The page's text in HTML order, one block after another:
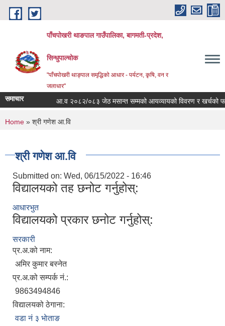
Skip to main content
पाँचपोखरी थाङपाल गाउँपालिका, बागमती-प्रदेश,
सिन्धुपाल्चोक
"पाँचपोखरी थाङ्पाल समृद्धिको आधार - पर्यटन, कृषि, वन र
जलाधार"
समाचार आ.व २०८२/०८३ जेठ मसान्त सम्मको आयव्यायको विवरण र खर्चको
You are here
Home » श्री गणेश आ.वि
श्री गणेश आ.वि
Submitted on: Wed, 06/15/2022 - 16:46
विद्यालयको तह छनोट गर्नुहोस्:
आधारभुत
विद्यालयको प्रकार छनोट गर्नुहोस्:
सरकारी
प्र.अ.को नाम:
अमिर कुमार बस्नेत
प्र.अ.को सम्पर्क नं.:
9863494846
विद्यालयको ठेगाना:
वडा नं ३ भाेताङ